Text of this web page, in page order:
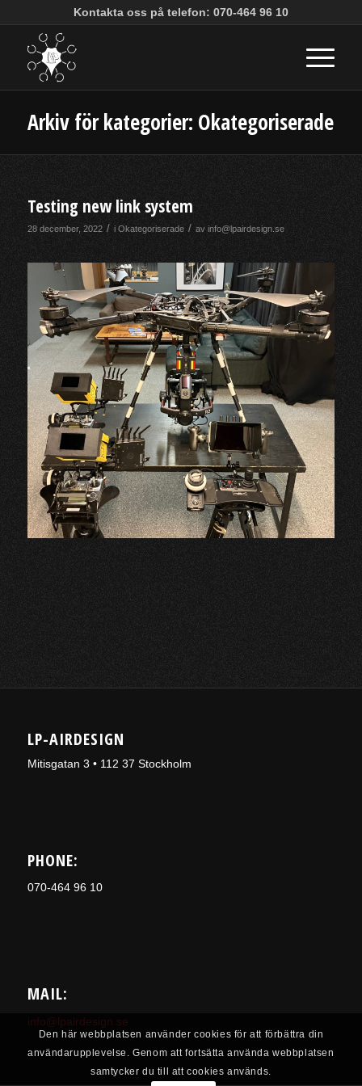
Kontakta oss på telefon: 070-464 96 10
Arkiv för kategorier: Okategoriserade
Testing new link system
28 december, 2022 / i Okategoriserade / av info@lpairdesign.se
LP-AIRDESIGN
Mitisgatan 3 • 112 37 Stockholm
PHONE:
070-464 96 10
MAIL:
info@lpairdesign.se
Den här webbplatsen använder cookies för att förbättra din
användarupplevelse. Genom att fortsätta använda webbplatsen
samtycker du till att cookies används.